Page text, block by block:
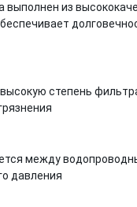
выполнен из
степень
между
давления